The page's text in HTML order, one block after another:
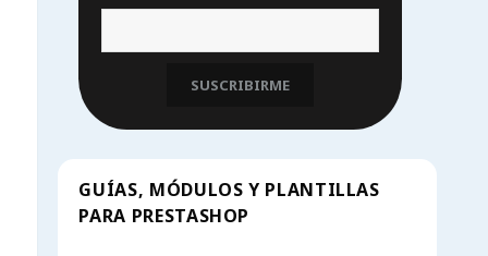
SUSCRIBIRME
GUÍAS, MÓDULOS Y PLANTILLAS
PARA PRESTASHOP